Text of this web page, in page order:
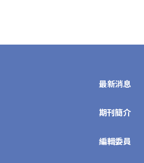
最新消息
期刊簡介
編輯委員